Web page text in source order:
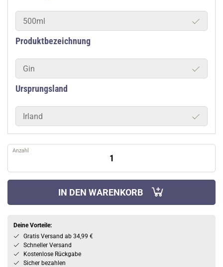
500ml
Produktbezeichnung
Gin
Ursprungsland
Irland
Anzahl
IN DEN WARENKORB
Deine Vorteile:
Gratis Versand ab 34,99 €
Schneller Versand
Kostenlose Rückgabe
Sicher bezahlen